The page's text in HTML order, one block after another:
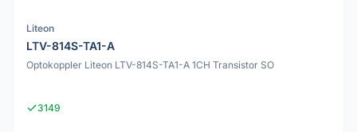
Liteon
LTV-814S-TA1-A
Optokoppler Liteon LTV-814S-TA1-A 1CH Transistor SO
3149